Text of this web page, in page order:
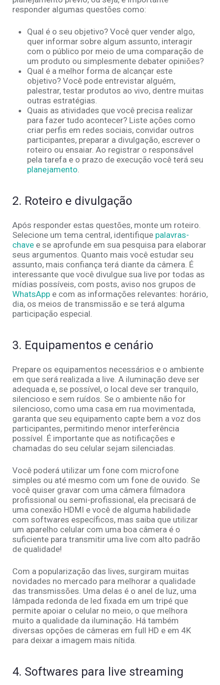
responder algumas questões como:
Qual é o seu objetivo? Você quer vender algo,
quer informar sobre algum assunto, interagir
com o público por meio de uma comparação de
um produto ou simplesmente debater opiniões?
Qual é a melhor forma de alcançar este
objetivo? Você pode entrevistar alguém,
palestrar, testar produtos ao vivo, dentre muitas
outras estratégias.
Quais as atividades que você precisa realizar
para fazer tudo acontecer? Liste ações como
criar perfis em redes sociais, convidar outros
participantes, preparar a divulgação, escrever o
roteiro ou ensaiar. Ao registrar o responsável
pela tarefa e o prazo de execução você terá seu
planejamento.
2. Roteiro e divulgação
Após responder estas questões, monte um roteiro.
Selecione um tema central, identifique palavras-
chave e se aprofunde em sua pesquisa para elaborar
seus argumentos. Quanto mais você estudar seu
assunto, mais confiança terá diante da câmera. É
interessante que você divulgue sua live por todas as
mídias possíveis, com posts, aviso nos grupos de
WhatsApp e com as informações relevantes: horário,
dia, os meios de transmissão e se terá alguma
participação especial.
3. Equipamentos e cenário
Prepare os equipamentos necessários e o ambiente
em que será realizada a live. A iluminação deve ser
adequada e, se possível, o local deve ser tranquilo,
silencioso e sem ruídos. Se o ambiente não for
silencioso, como uma casa em rua movimentada,
garanta que seu equipamento capte bem a voz dos
participantes, permitindo menor interferência
possível. É importante que as notificações e
chamadas do seu celular sejam silenciadas.
Você poderá utilizar um fone com microfone
simples ou até mesmo com um fone de ouvido. Se
você quiser gravar com uma câmera filmadora
profissional ou semi-profissional, ela precisará de
uma conexão HDMI e você de alguma habilidade
com softwares específicos, mas saiba que utilizar
um aparelho celular com uma boa câmera é o
suficiente para transmitir uma live com alto padrão
de qualidade!
Com a popularização das lives, surgiram muitas
novidades no mercado para melhorar a qualidade
das transmissões. Uma delas é o anel de luz, uma
lâmpada redonda de led fixada em um tripé que
permite apoiar o celular no meio, o que melhora
muito a qualidade da iluminação. Há também
diversas opções de câmeras em full HD e em 4K
para deixar a imagem mais nítida.
4. Softwares para live streaming